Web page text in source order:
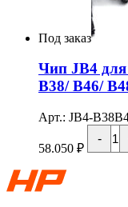
Под заказ
Чип JB4
B38/ B46/
Арт.: JB4-
58.050 ₽
-